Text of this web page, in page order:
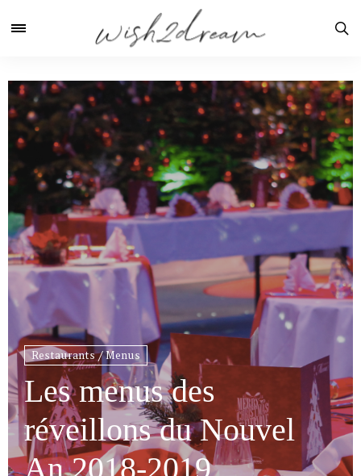
Restaurants / Menus
Les menus des
réveillons du Nouvel
An 2018-2019